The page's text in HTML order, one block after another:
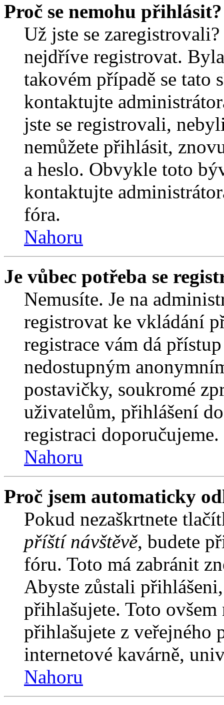
Proč se nemohu přihlásit?
Už jste se
nejdříve registrovat.
takovém případě se tato
kontaktujte
jste se registrovali,
nemůžete přihlásit,
a heslo. Obvykle toto
kontaktujte
fóra.
Nahoru
Je vůbec potřeba se
Nemusíte. Je na
registrovat ke vkládání
registrace vám dá
nedostupným
postavičky, soukromé
uživatelům, přihlášení
registraci
Nahoru
Proč jsem automaticky
Pokud nezaškrtnete
příští návštěvě, budete
fóru. Toto má zabránit
Abyste zůstali
přihlašujete. Toto
přihlašujete z veřejného
internetové kavárně,
Nahoru